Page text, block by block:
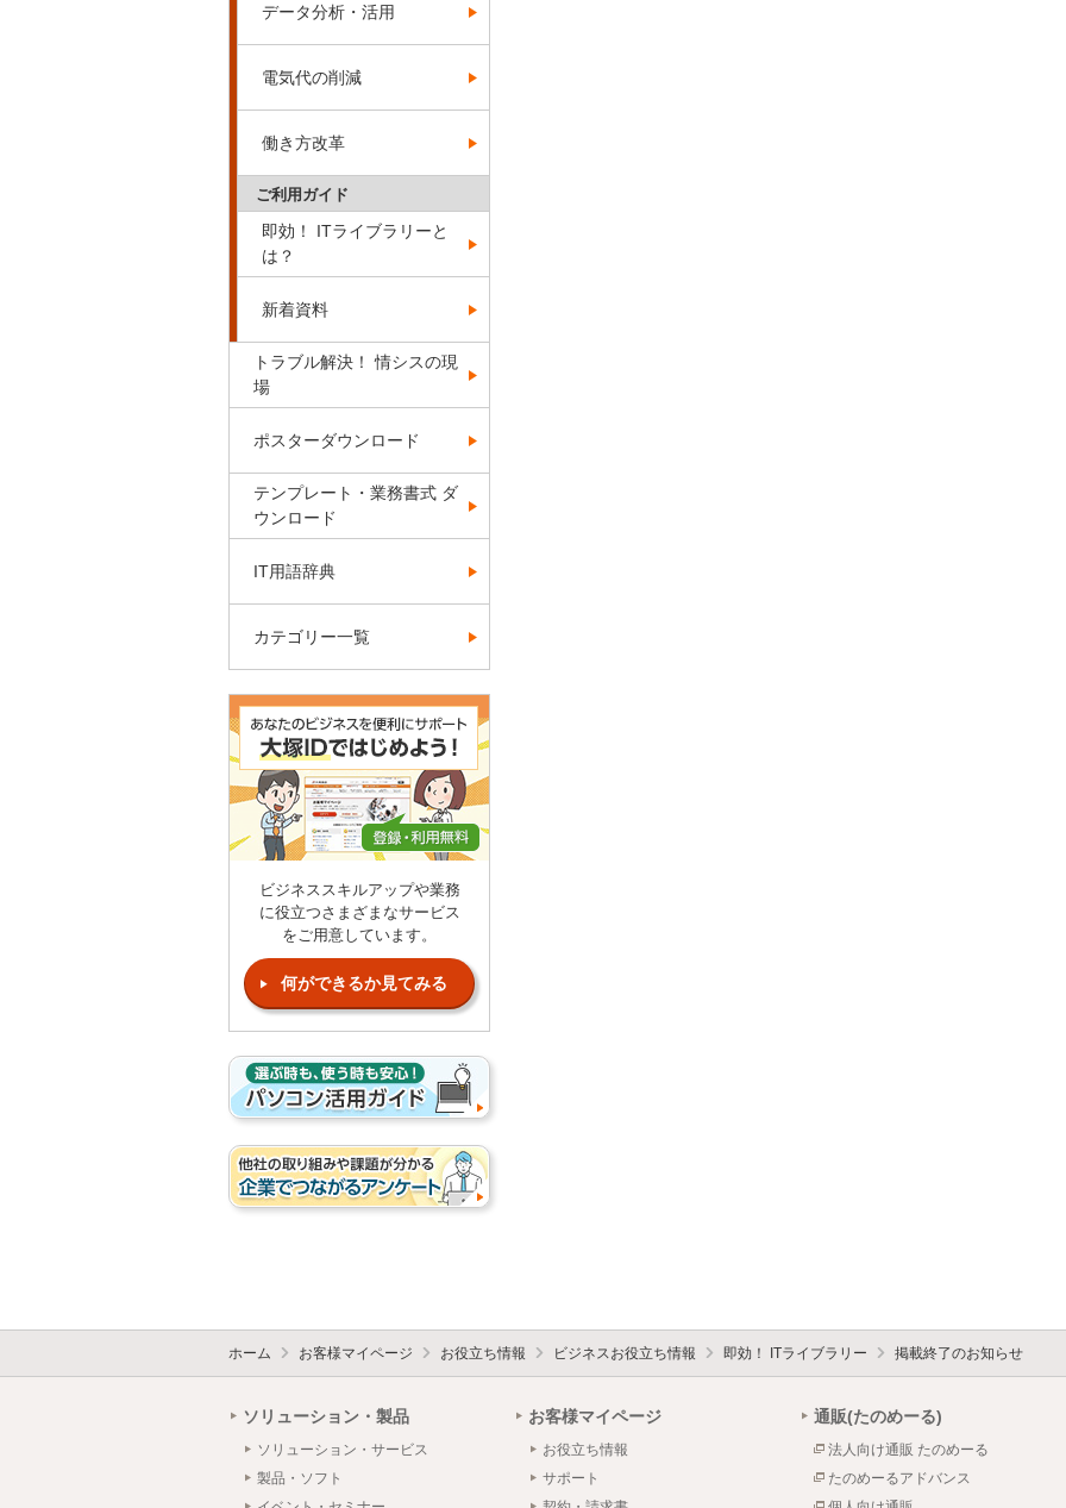
データ分析・活用
電気代の削減
働き方改革
ご利用ガイド
即効！ ITライブラリーと
は？
新着資料
トラブル解決！ 情シスの現
場
ポスターダウンロード
テンプレート・業務書式 ダ
ウンロード
IT用語辞典
カテゴリー一覧
ビジネススキルアップや業務
に役立つさまざまなサービス
をご用意しています。
何ができるか見てみる
ホーム お客様マイページ お役立ち情報 ビジネスお役立ち情報 即効！ ITライブラリー 掲載終了のお知らせ
ソリューション・製品
ソリューション・サービス
製品・ソフト
お客様マイページ
お役立ち情報
サポート
通販(たのめーる)
法人向け通販 たのめーる
たのめーるアドバンス